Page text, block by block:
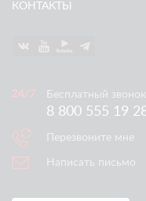
КОНТАКТЫ
Бесплатный звонок
8 800 555 19
Перезвоните мне
Написать письмо